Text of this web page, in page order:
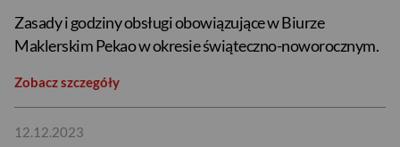
Zasady i godziny obsługi obowiązujące w Biurze
Maklerskim Pekao w okresie świąteczno-noworocznym.
Zobacz szczegóły
12.12.2023